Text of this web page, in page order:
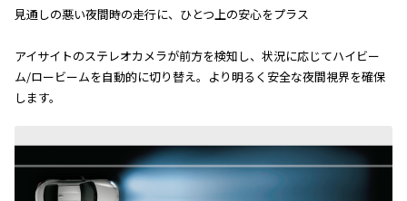
見通しの悪い夜間時の走行に、ひとつ上の安心をプラス
アイサイトのステレオカメラが前方を検知し、状況に応じてハイビー
ム/ロービームを自動的に切り替え。より明るく安全な夜間視界を確保
します。